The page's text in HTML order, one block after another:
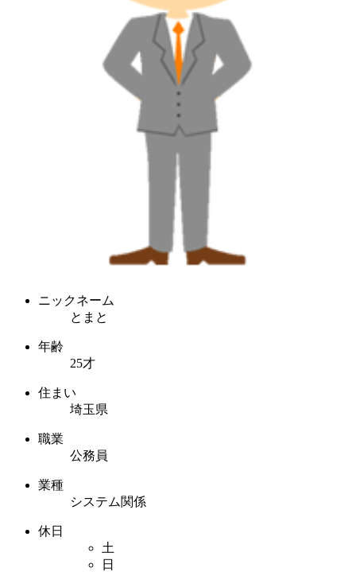
ニックネーム
とまと
年齢
25才
住まい
埼玉県
職業
公務員
業種
システム関係
休日
土
日